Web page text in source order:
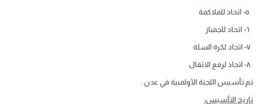
تم تأسيس اللجنة الأولمبية في عدن .
تاريخ التأسيس: